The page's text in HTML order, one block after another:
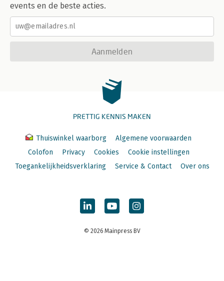
events en de beste acties.
Aanmelden
PRETTIG KENNIS MAKEN
Thuiswinkel waarborg
Algemene voorwaarden
Colofon
Privacy Cookies
Cookie instellingen
Toegankelijkheidsverklaring
Service & Contact Over ons
© 2026 Mainpress BV